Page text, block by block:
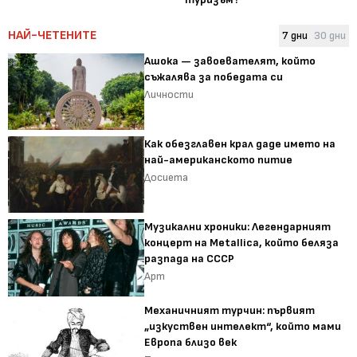
НАЙ-ЧЕТЕНИТЕ 7 дни 30 дни
Ашока — завоевателят, който
съжалява за победата си
Личности
Как обезглавен крал даде името на
най-американското питие
Досиета
Музикални хроники: Легендарният
концерт на Metallica, който беляза
разпада на СССР
Арт
Механичният турчин: първият
„изкуствен интелект“, който мами
Европа близо век